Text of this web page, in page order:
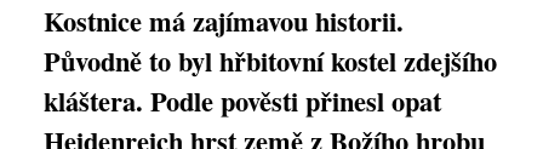
Kostnice má zajímavou historii.
Původně to byl hřbitovní kostel zdejšího
kláštera. Podle pověsti přinesl opat